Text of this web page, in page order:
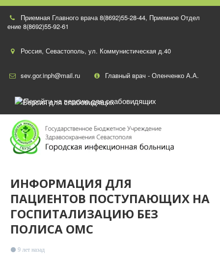
Приемная Главного врача 8(8692)55-28-44, Приемное Отдел
ение 8(8692)55-92-61
Россия, Севастополь, ул. Коммунистическая д.40
sev.gor.inph@mail.ru Главный врач - Оленченко А.А.
Перейти на версию для слабовидящих
ИНФОРМАЦИЯ ДЛЯ
ПАЦИЕНТОВ ПОСТУПАЮЩИХ НА
ГОСПИТАЛИЗАЦИЮ БЕЗ
ПОЛИСА ОМС
9 лет назад